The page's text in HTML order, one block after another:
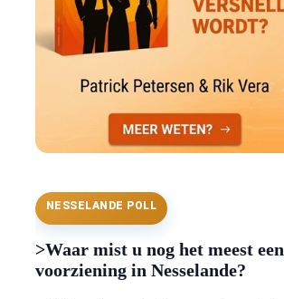
NESSELANDE POLL
>Waar mist u nog het meest een
voorziening in Nesselande?